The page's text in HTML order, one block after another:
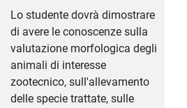
Lo studente dovrà dimostrare
di avere le conoscenze sulla
valutazione morfologica degli
animali di interesse
zootecnico, sull'allevamento
delle specie trattate, sulle